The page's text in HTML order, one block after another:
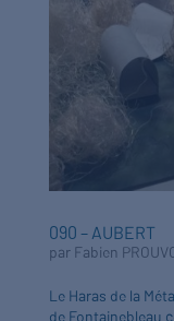
090 – AUBERT
par Fabien
Le Haras de la
de Fontainebleau